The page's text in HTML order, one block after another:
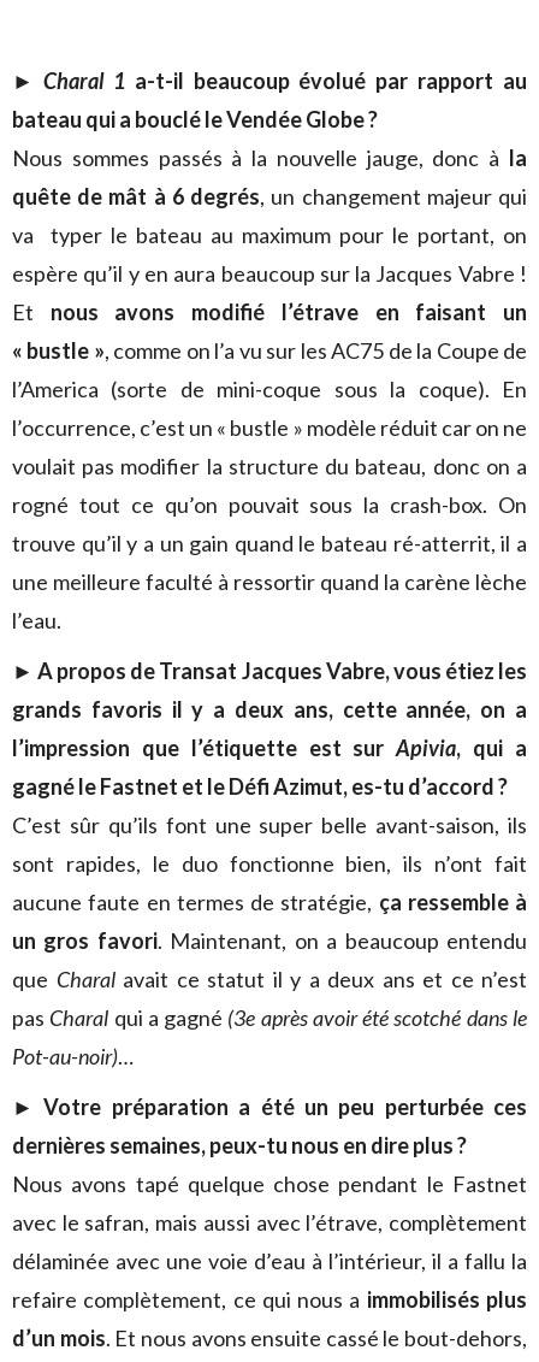
► Charal 1a-t-il beaucoup évolué par rapport au
bateau qui a bouclé le Vendée Globe ?
Nous sommes passés à la nouvelle jauge, donc à la
quête de mât à 6 degrés, un changement majeur qui
va typer le bateau au maximum pour le portant, on
espère qu’il y en aura beaucoup sur la Jacques Vabre !
Et nous avons modifié l’étrave en faisant un
« bustle », comme on l’a vu sur les AC75 de la Coupe de
l’America (sorte de mini-coque sous la coque). En
l’occurrence, c’est un « bustle » modèle réduit car on ne
voulait pas modifier la structure du bateau, donc on a
rogné tout ce qu’on pouvait sous la crash-box. On
trouve qu’il y a un gain quand le bateau ré-atterrit, il a
une meilleure faculté à ressortir quand la carène lèche
l’eau.
► A propos de Transat Jacques Vabre, vous étiez les
grands favoris il y a deux ans, cette année, on a
l’impression que l’étiquette est surApivia, qui a
gagné le Fastnet et le Défi Azimut, es-tu d’accord ?
C’est sûr qu’ils font une super belle avant-saison, ils
sont rapides, le duo fonctionne bien, ils n’ont fait
aucune faute en termes de stratégie, ça ressemble à
un gros favori. Maintenant, on a beaucoup entendu
que Charal avait ce statut il y a deux ans et ce n’est
pas Charal qui a gagné (3e après avoir été scotché dans le
Pot-au-noir)…
► Votre préparation a été un peu perturbée ces
dernières semaines, peux-tu nous en dire plus ?
Nous avons tapé quelque chose pendant le Fastnet
avec le safran, mais aussi avec l’étrave, complètement
délaminée avec une voie d’eau à l’intérieur, il a fallu la
refaire complètement, ce qui nous a immobilisés plus
d’un mois. Et nous avons ensuite cassé le bout-dehors,